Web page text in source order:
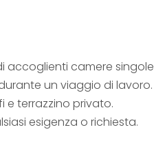
accoglienti camere singole
un viaggio di lavoro.
e terrazzino privato.
esigenza o richiesta.